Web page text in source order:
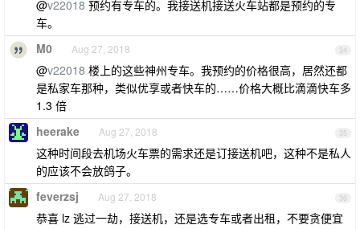
@v22018 预约有专车的。我接送机接送火车站都是预约的专
车。
34
M0 Aug 27, 2018
@v22018 楼上的这些神州专车。我预约的价格很高，居然还都
是私家车那种，类似优享或者快车的……价格大概比滴滴快车多
1.3 倍
35
heerake Aug 27, 2018
这种时间段去机场火车票的需求还是订接送机吧，这种不是私人
的应该不会放鸽子。
36
feverzsj Aug 27, 2018
恭喜 lz 逃过一劫，接送机，还是选专车或者出租，不要贪便宜